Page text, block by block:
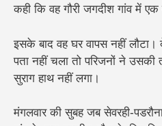
कही कि वह गौरी जगदीश गांव में एक
इसके बाद वह घर वापस नहीं
पता नहीं चला तो परिजनों ने
सुराग हाथ नहीं लगा।
मंगलवार की सुबह जब सेवरही-